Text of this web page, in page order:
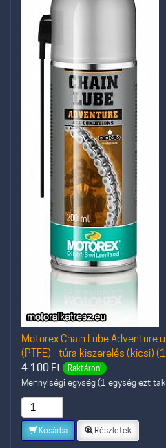
Motorex Chain Lube Adventure
(PTFE) - túra kiszerelés (kicsi)
4.100 Ft Raktáron!
Mennyiségi egység (1 egység ezt
Kosárba Részletek